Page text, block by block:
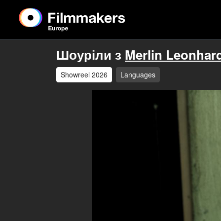
Шоуріли з Merlin
Showreel 2026 Languages